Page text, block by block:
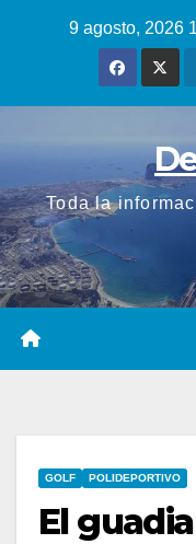
9 agosto, 2026
Toda la
GOLF POLIDEPORTIVO
El